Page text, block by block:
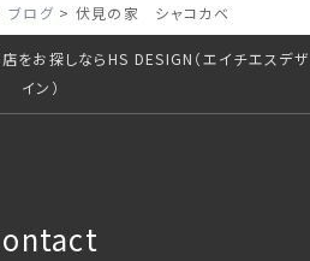
ブログ 伏見の家 シャコカベ
をお探しならHS DESIGN（エイチエスデザ
イン）